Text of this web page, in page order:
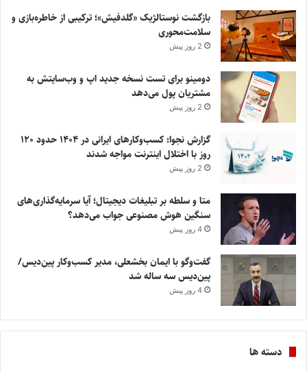
بازگشت نوستالژیک «گلدفیش»؛ ترکیبی از خاطره‌بازی و
سلامت‌محوری
2 روز پیش
دومینو برای تست نسخه جدید اپ و وب‌سایتش به
مشتریان پول می‌دهد
2 روز پیش
گزارش نجوا: کسب‌وکارهای ایرانی در ۱۴۰۴ حدود ۱۲۰
روز با اختلال اینترنت مواجه شدند
2 روز پیش
متا و سلطه بر تبلیغات دیجیتال؛ آیا سرمایه‌گذاری‌های
سنگین هوش مصنوعی جواب می‌دهد؟
4 روز پیش
گفت‌وگو با ایمان بخشعلی، مدیر کسب‌وکار پین‌دیس/
پین‌دیس سه ساله شد
4 روز پیش
دسته ها